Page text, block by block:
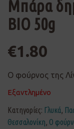
Μπάρα
ΒΙΟ 50g
€1.80
Ο φούρνος της
Εξαντλημένο
Κατηγορίες: Γλυκά,
Θεσσαλονίκη, Ο